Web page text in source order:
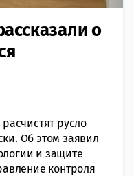
о
русло
Об этом заявил
и защите
контроля